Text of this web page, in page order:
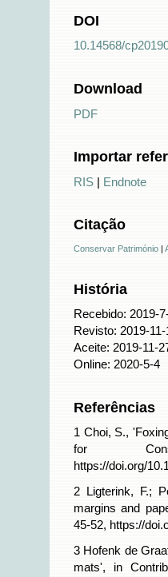
DOI
10.14568/
Download
PDF
Importar
RIS Endnote
Citação
Conservar Património |
História
Recebido: 2019-
Revisto: 2019-11-
Aceite: 2019-11-
Online: 2020-5-4
Referências
1 Choi, S.,
for
https://doi.org/
2 Ligterink, F.;
margins and
45-52, https://
3 Hofenk de
mats', in